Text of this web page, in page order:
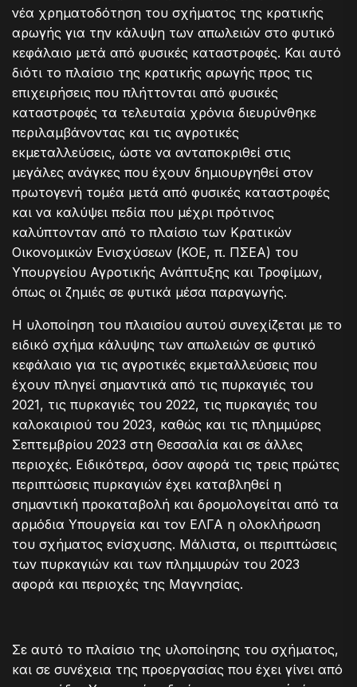
νέα χρηματοδότηση του σχήματος της κρατικής
αρωγής για την κάλυψη των απωλειών στο φυτικό
κεφάλαιο μετά από φυσικές καταστροφές. Και αυτό
διότι το πλαίσιο της κρατικής αρωγής προς τις
επιχειρήσεις που πλήττονται από φυσικές
καταστροφές τα τελευταία χρόνια διευρύνθηκε
περιλαμβάνοντας και τις αγροτικές
εκμεταλλεύσεις, ώστε να ανταποκριθεί στις
μεγάλες ανάγκες που έχουν δημιουργηθεί στον
πρωτογενή τομέα μετά από φυσικές καταστροφές
και να καλύψει πεδία που μέχρι πρότινος
καλύπτονταν από το πλαίσιο των Κρατικών
Οικονομικών Ενισχύσεων (ΚΟΕ, π. ΠΣΕΑ) του
Υπουργείου Αγροτικής Ανάπτυξης και Τροφίμων,
όπως οι ζημιές σε φυτικά μέσα παραγωγής.
Η υλοποίηση του πλαισίου αυτού συνεχίζεται με το
ειδικό σχήμα κάλυψης των απωλειών σε φυτικό
κεφάλαιο για τις αγροτικές εκμεταλλεύσεις που
έχουν πληγεί σημαντικά από τις πυρκαγιές του
2021, τις πυρκαγιές του 2022, τις πυρκαγιές του
καλοκαιριού του 2023, καθώς και τις πλημμύρες
Σεπτεμβρίου 2023 στη Θεσσαλία και σε άλλες
περιοχές. Ειδικότερα, όσον αφορά τις τρεις πρώτες
περιπτώσεις πυρκαγιών έχει καταβληθεί η
σημαντική προκαταβολή και δρομολογείται από τα
αρμόδια Υπουργεία και τον ΕΛΓΑ η ολοκλήρωση
του σχήματος ενίσχυσης. Μάλιστα, οι περιπτώσεις
των πυρκαγιών και των πλημμυρών του 2023
αφορά και περιοχές της Μαγνησίας.
Σε αυτό το πλαίσιο της υλοποίησης του σχήματος,
και σε συνέχεια της προεργασίας που έχει γίνει από